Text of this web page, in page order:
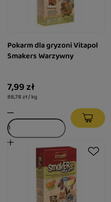
Pokarm dla gryzoni Vitapol
Smakers Warzywny
7,99 zł
88,78 zł / kg